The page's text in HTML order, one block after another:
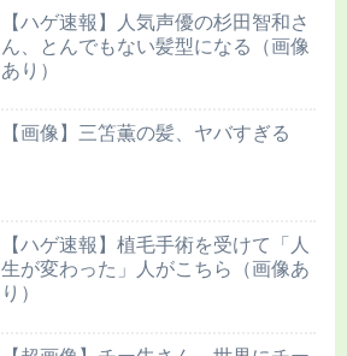
【ハゲ速報】人気声優の杉田智和さ
ん、とんでもない髪型になる（画像
あり）
【画像】三笘薫の髪、ヤバすぎる
【ハゲ速報】植毛手術を受けて「人
生が変わった」人がこちら（画像あ
り）